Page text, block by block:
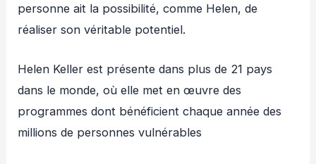
personne ait la possibilité, comme Helen, de
réaliser son véritable potentiel.
Helen Keller est présente dans plus de 21 pays
dans le monde, où elle met en œuvre des
programmes dont bénéficient chaque année des
millions de personnes vulnérables